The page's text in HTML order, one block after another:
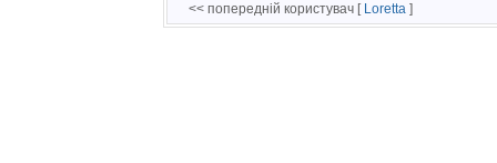
<< попередній користувач [ Loretta ]